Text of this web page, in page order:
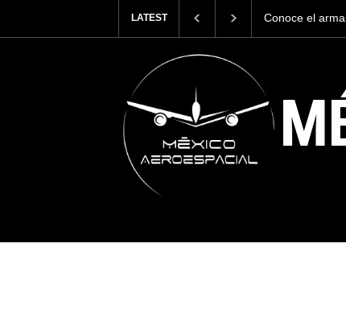
LATEST
Conoce el armamento de los Texan Mexicanos
Los Nuevos